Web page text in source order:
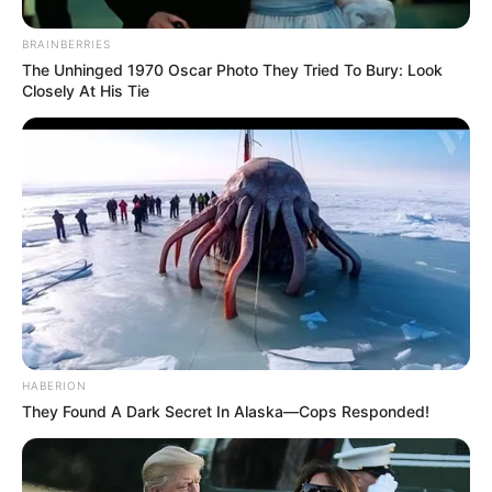
Agama: Kristen
Tinggi Badan: 172 cm
Orang Tua: Giselle Hanby (Ibu)
Saudara: Natalie Hanby, Bryony Hanby
Pacar: Jasmine Brownsword
Profesi: YouTuber, TikToker
Hobi:
Facebook:Kristen Hanby Official
Twitter:@hanbygang
Instagram:
TikTok:@kristenhanby123
YouTube:
Kristen Hanby Official
BRAINBERRIES
The Unhinged 1970 Oscar Photo They Tried To Bury: Look
Closely At His Tie
HABERION
They Found A Dark Secret In Alaska—Cops Responded!